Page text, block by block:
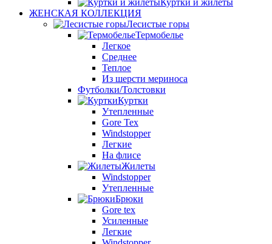
Куртки и жилеты
ЖЕНСКАЯ КОЛЛЕКЦИЯ
Лесистые горы
Термобелье
Легкое
Среднее
Теплое
Из шерсти мериноса
Футболки/Толстовки
Куртки
Утепленные
Gore Tex
Windstopper
Легкие
На флисе
Жилеты
Windstopper
Утепленные
Брюки
Gore tex
Усиленные
Легкие